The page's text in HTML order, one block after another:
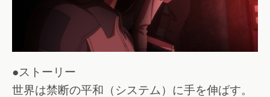
●ストーリー
世界は禁断の平和（システム）に手を伸ばす。